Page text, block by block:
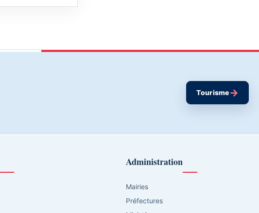
Tourisme→
Administration
Mairies
Préfectures